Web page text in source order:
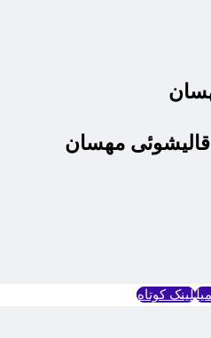
مهسان
لینک کوتاه